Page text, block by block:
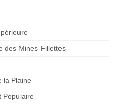
des Mines-Fillettes
la Plaine
Populaire